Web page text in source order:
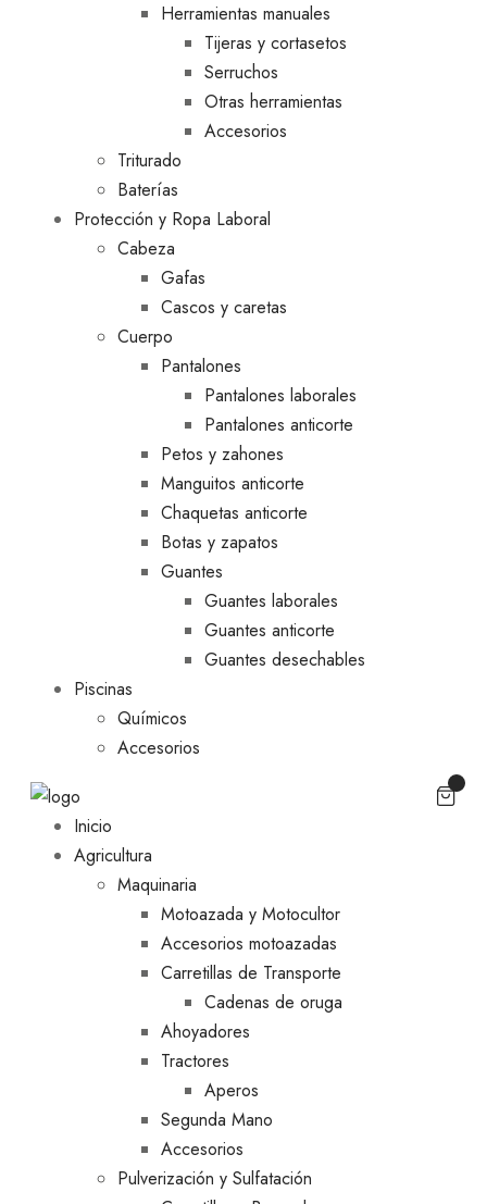
Herramientas manuales
Tijeras y cortasetos
Serruchos
Otras herramientas
Accesorios
Triturado
Baterías
Protección y Ropa Laboral
Cabeza
Gafas
Cascos y caretas
Cuerpo
Pantalones
Pantalones laborales
Pantalones anticorte
Petos y zahones
Manguitos anticorte
Chaquetas anticorte
Botas y zapatos
Guantes
Guantes laborales
Guantes anticorte
Guantes desechables
Piscinas
Químicos
Accesorios
Inicio
Agricultura
Maquinaria
Motoazada y Motocultor
Accesorios motoazadas
Carretillas de Transporte
Cadenas de oruga
Ahoyadores
Tractores
Aperos
Segunda Mano
Accesorios
Pulverización y Sulfatación